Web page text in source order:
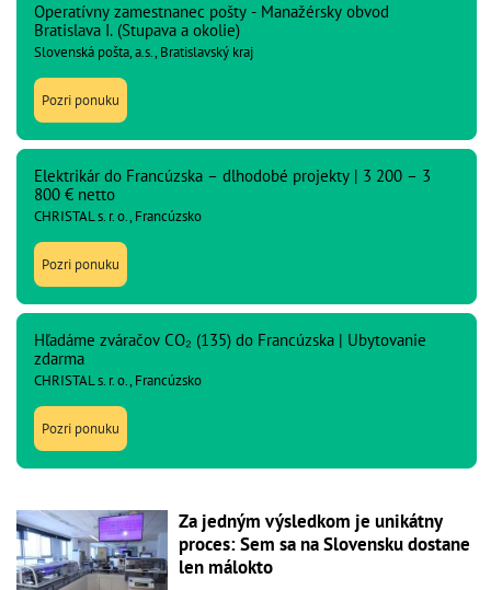
Operatívny zamestnanec pošty - Manažérsky obvod
Bratislava I. (Stupava a okolie)
Slovenská pošta, a.s., Bratislavský kraj
Pozri ponuku
Elektrikár do Francúzska – dlhodobé projekty | 3 200 – 3
800 € netto
CHRISTAL s. r. o., Francúzsko
Pozri ponuku
Hľadáme zváračov CO₂ (135) do Francúzska | Ubytovanie
zdarma
CHRISTAL s. r. o., Francúzsko
Pozri ponuku
Za jedným výsledkom je unikátny
proces: Sem sa na Slovensku dostane
len málokto